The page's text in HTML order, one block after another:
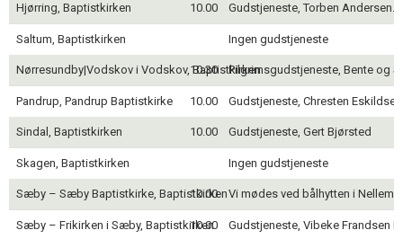
Hjørring, Baptistkirken 10.00 Gudstjeneste, Torben Andersen.
Saltum, Baptistkirken Ingen gudstjeneste
Nørresundby|Vodskov i Vodskov, Baptistkirken
10.30 Pilgrimsgudstjeneste, Bente og
Pandrup, Pandrup Baptistkirke 10.00 Gudstjeneste, Chresten Eskildsen
Sindal, Baptistkirken 10.00 Gudstjeneste, Gert Bjørsted
Skagen, Baptistkirken Ingen gudstjeneste
Sæby – Sæby Baptistkirke, Baptistkirken
10.00 Vi mødes ved bålhytten i
Sæby – Frikirken i Sæby, Baptistkirken
10.00 Gudstjeneste, Vibeke Frandsen